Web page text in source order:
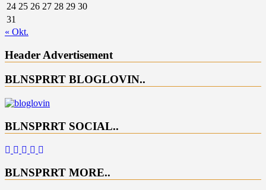
24 25 26 27 28 29 30
31
« Okt.
Header Advertisement
BLNSPRRT BLOGLOVIN..
BLNSPRRT SOCIAL..
BLNSPRRT MORE..